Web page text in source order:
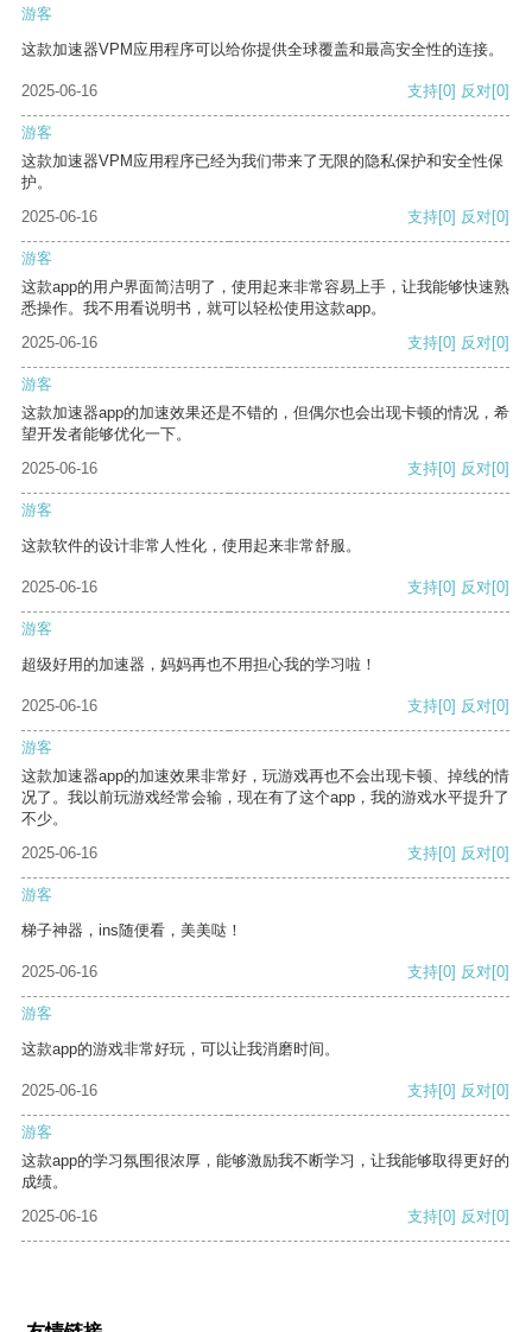
游客
这款加速器VPM应用程序可以给你提供全球覆盖和最高安全性的连接。
2025-06-16 支持[0] 反对[0]
游客
这款加速器VPM应用程序已经为我们带来了无限的隐私保护和安全性保
护。
2025-06-16
支持[0] 反对[0]
游客
这款app的用户界面简洁明了，使用起来非常容易上手，让我能够快速熟
悉操作。我不用看说明书，就可以轻松使用这款app。
2025-06-16
支持[0] 反对[0]
游客
这款加速器app的加速效果还是不错的，但偶尔也会出现卡顿的情况，希
望开发者能够优化一下。
2025-06-16
支持[0] 反对[0]
游客
这款软件的设计非常人性化，使用起来非常舒服。
2025-06-16 支持[0] 反对[0]
游客
超级好用的加速器，妈妈再也不用担心我的学习啦！
2025-06-16 支持[0] 反对[0]
游客
这款加速器app的加速效果非常好，玩游戏再也不会出现卡顿、掉线的情
况了。我以前玩游戏经常会输，现在有了这个app，我的游戏水平提升了
不少。
2025-06-16
支持[0] 反对[0]
游客
梯子神器，ins随便看，美美哒！
2025-06-16 支持[0] 反对[0]
游客
这款app的游戏非常好玩，可以让我消磨时间。
2025-06-16 支持[0] 反对[0]
游客
这款app的学习氛围很浓厚，能够激励我不断学习，让我能够取得更好的
成绩。
2025-06-16
支持[0] 反对[0]